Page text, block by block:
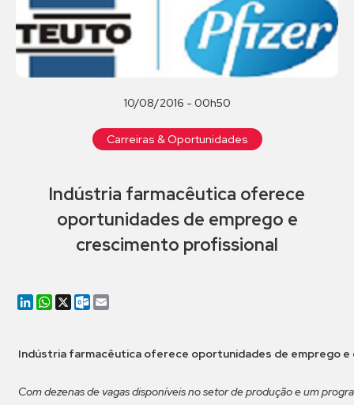
10/08/2016 - 00h50
Carreiras & Oportunidades
Indústria farmacêutica oferece
oportunidades de emprego e
crescimento profissional
LinkedIn
WhatsApp
X Outlook.com
Indústria farmacêutica oferece oportunidades de emprego
Com dezenas de vagas disponíveis no setor de produção e um